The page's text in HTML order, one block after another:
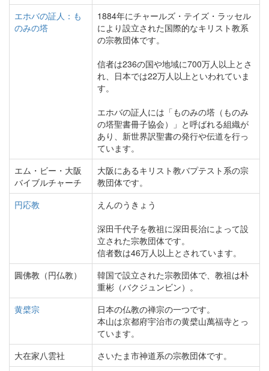
エホバの証人：も
のみの塔
1884年にチャールズ・テイズ・ラッセル
により設立された国際的なキリスト教系
の宗教団体です。
信者は236の国や地域に700万人以上とさ
れ、日本では22万人以上といわれていま
す。
エホバの証人には「ものみの塔（ものみ
の塔聖書冊子協会）」と呼ばれる組織が
あり、新世界訳聖書の発行や伝道を行っ
ています。
エム・ビー・大阪
バイブルチャーチ
大阪にあるキリスト教バプテスト系の宗
教団体です。
円応教
えんのうきょう
深田千代子を教祖に深田長治によって設
立された宗教団体です。
信者数は46万人以上とされています。
圓佛教（円仏教）
韓国で設立された宗教団体で、教祖は朴
重彬（バクジュンビン）。
黄檗宗
日本の仏教の禅宗の一つです。
本山は京都府宇治市の黄檗山萬福寺とっ
ています。
大在家八雲社
さいたま市神道系の宗教団体です。